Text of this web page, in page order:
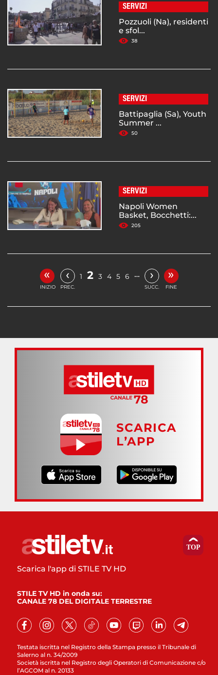
SERVIZI
Pozzuoli (Na), residenti
e sfol...
38
SERVIZI
Battipaglia (Sa), Youth
Summer ...
50
SERVIZI
Napoli Women
Basket, Bocchetti:...
205
«
INIZIO
‹
PREC.
1 2 3 4 5 6 … ›
SUCC.
»
FINE
SCARICA
L’APP
Testata iscritta nel Registro della Stampa presso il Tribunale di
Salerno al n. 34/2009
Società iscritta nel Registro degli Operatori di Comunicazione c/o
l’AGCOM al n. 20133
Scarica l'app di STILE TV HD
STILE TV HD in onda su:
CANALE 78 DEL DIGITALE TERRESTRE